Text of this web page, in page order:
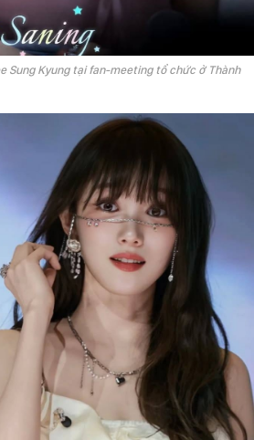
Sung Kyung tại fan-meeting tổ chức ở Thành